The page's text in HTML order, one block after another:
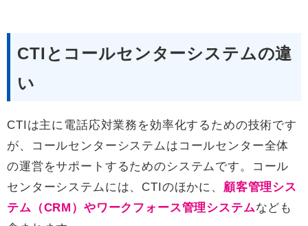
CTIとコールセンターシステムの違
い
CTIは主に電話応対業務を効率化するための技術です
が、コールセンターシステムはコールセンター全体
の運営をサポートするためのシステムです。コール
センターシステムには、CTIのほかに、 顧客管理シス
テム（CRM）やワークフォース管理システムなども